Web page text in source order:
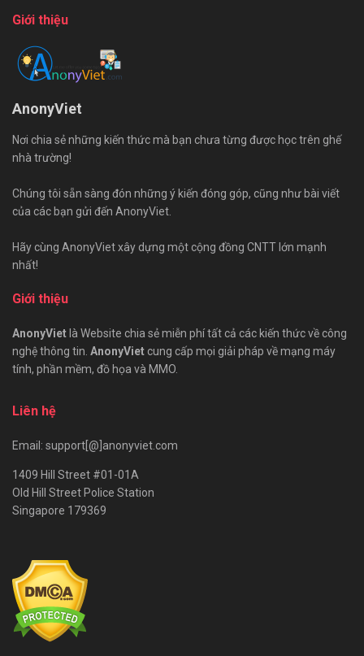
Giới thiệu
AnonyViet
Nơi chia sẻ những kiến thức mà bạn chưa từng được học trên ghế
nhà trường!
Chúng tôi sẵn sàng đón những ý kiến đóng góp, cũng như bài viết
của các bạn gửi đến AnonyViet.
Hãy cùng AnonyViet xây dựng một cộng đồng CNTT lớn mạnh
nhất!
Giới thiệu
AnonyViet là Website chia sẻ miễn phí tất cả các kiến thức về công
nghệ thông tin. AnonyViet cung cấp mọi giải pháp về mạng máy
tính, phần mềm, đồ họa và MMO.
Liên hệ
Email: support[@]anonyviet.com
1409 Hill Street #01-01A
Old Hill Street Police Station
Singapore 179369